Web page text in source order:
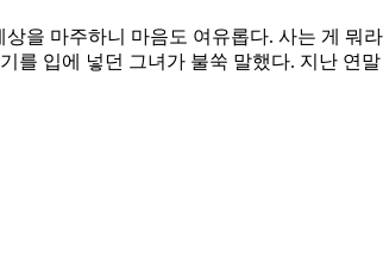
을 마주하니 마음도 여유롭다. 사는 게 뭐
입에 넣던 그녀가 불쑥 말했다. 지난 연